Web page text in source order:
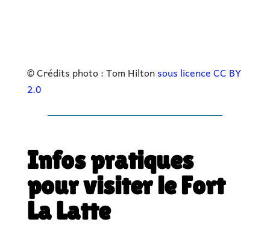
© Crédits photo : Tom Hiltonsous licence CC BY
2.0
Infos pratiques
pour visiter le Fort
La Latte